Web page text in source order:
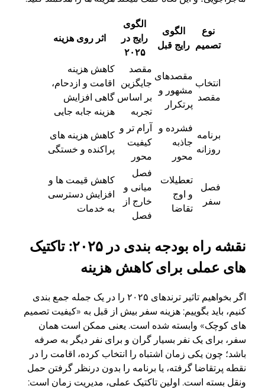
نوع
تصمیم
الگوی
رایج قبل
الگوی
رایج در
۲۰۲۵
اثر روی هزینه
انتخاب
مقصد
مقصدهای
مشهور و
پرتکرار
مقصد
جایگزین
بر اساس
تجربه
کاهش هزینه
اقامت و ازدحام،
گاهی افزایش
هزینه جابه جایی
برنامه
روزانه
فشرده و
جاذبه
محور
آرام تر و
کیفیت
محور
کاهش هزینه های
پراکنده و خستگی
فصل
سفر
تعطیلات
و اوج
تقاضا
فصل
میانی و
خارج از
فصل
کاهش قیمت ها و
افزایش دسترسی
به خدمات
نقشه راه بودجه بندی در ۲۰۲۵: تاکتیک
های عملی برای کاهش هزینه
اگر بخواهیم تاثیر ترندهای ۲۰۲۵ را در یک جمله جمع بندی
کنیم، باید بگوییم: هزینه سفر بیش از قبل به «کیفیت تصمیم
های کوچک» وابسته شده است. یعنی ممکن است همان
سفر، برای یک نفر بسیار گران و برای نفر دیگر به صرفه
باشد؛ چون یکی زمان اشتباه را انتخاب کرده، اقامت را در
نقطه پرتقاضا گرفته، یا برنامه را بدون درنظر گرفتن حمل
ونقل بسته است. اولین تاکتیک عملی، مدیریت زمان است: